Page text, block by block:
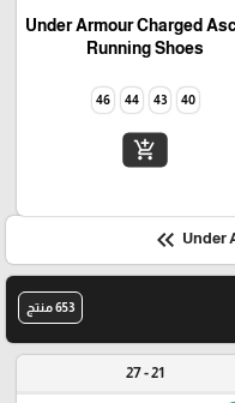
Under Armour Charged
Running Shoes
40
43
44
46
add_shopping_cart
keyboard_double_arrow_left
653 منتج
21 - 27